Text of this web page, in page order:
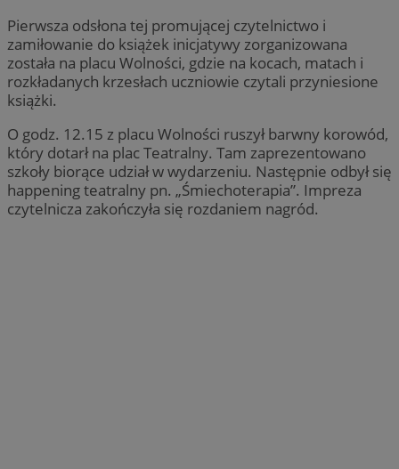
Pierwsza odsłona tej promującej czytelnictwo i
zamiłowanie do książek inicjatywy zorganizowana
została na placu Wolności, gdzie na kocach, matach i
rozkładanych krzesłach uczniowie czytali przyniesione
książki.
O godz. 12.15 z placu Wolności ruszył barwny korowód,
który dotarł na plac Teatralny. Tam zaprezentowano
szkoły biorące udział w wydarzeniu. Następnie odbył się
happening teatralny pn. „Śmiechoterapia”. Impreza
czytelnicza zakończyła się rozdaniem nagród.